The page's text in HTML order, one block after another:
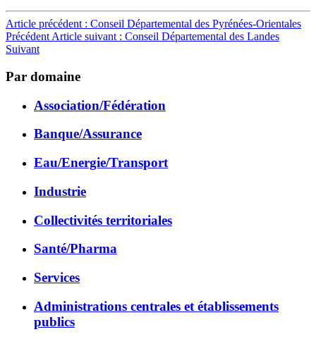
Article précédent : Conseil Départemental des Pyrénées-Orientales
Précédent Article suivant : Conseil Départemental des Landes
Suivant
Par domaine
Association/Fédération
Banque/Assurance
Eau/Energie/Transport
Industrie
Collectivités territoriales
Santé/Pharma
Services
Administrations centrales et établissements
publics